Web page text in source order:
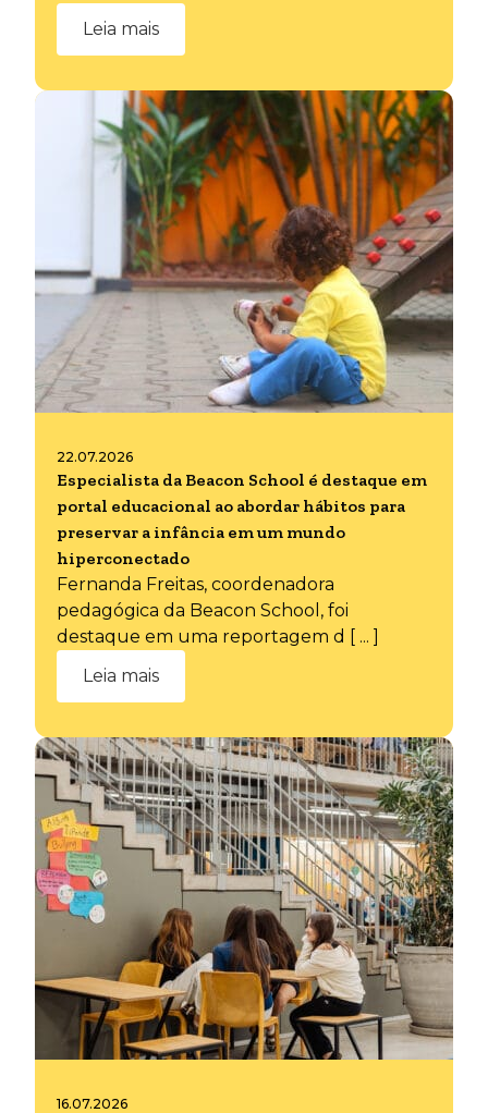
Leia mais
22.07.2026
Especialista da Beacon School é destaque em
portal educacional ao abordar hábitos para
preservar a infância em um mundo
hiperconectado
Fernanda Freitas, coordenadora
pedagógica da Beacon School, foi
destaque em uma reportagem d [ ... ]
Leia mais
16.07.2026